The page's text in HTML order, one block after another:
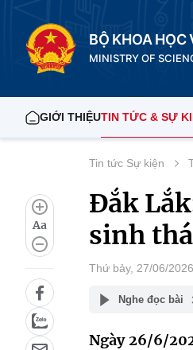
BỘ KHOA HỌC
MINISTRY OF
GIỚI THIỆUTIN TỨC & SỰ
Aa
Tin tức Sự kiện
Đắk
sinh
Thứ bảy, 27/06/
Nghe đọc bài
Ngày 26/6/